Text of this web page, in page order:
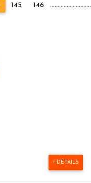
145 146 ...........................
+ DÉTAILS